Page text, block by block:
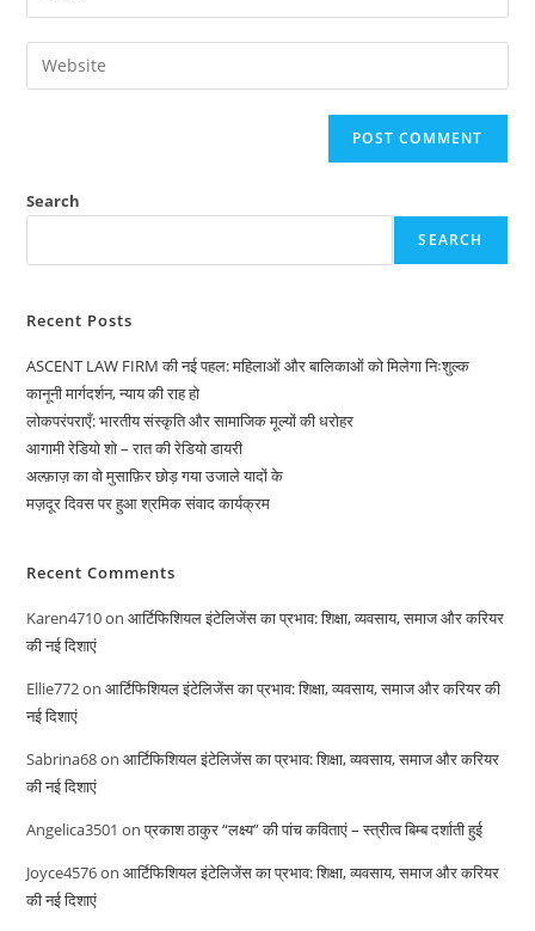
comment
your
email
address
Enter
your
Search
SEARCH
Recent Posts
ASCENT LAW FIRM की नई पहल: महिलाओं और बालिकाओं को मिलेगा निःशुल्क
कानूनी मार्गदर्शन, न्याय की राह हो
लोकपरंपराएँ: भारतीय संस्कृति और सामाजिक मूल्यों की धरोहर
आगामी रेडियो शो – रात की रेडियो डायरी
अल्फ़ाज़ का वो मुसाफ़िर छोड़ गया उजाले यादों के
मज़दूर दिवस पर हुआ श्रमिक संवाद कार्यक्रम
Recent Comments
Karen4710onआर्टिफिशियल इंटेलिजेंस का प्रभाव: शिक्षा, व्यवसाय, समाज और करियर
की नई दिशाएं
Ellie772onआर्टिफिशियल इंटेलिजेंस का प्रभाव: शिक्षा, व्यवसाय, समाज और करियर की
नई दिशाएं
Sabrina68onआर्टिफिशियल इंटेलिजेंस का प्रभाव: शिक्षा, व्यवसाय, समाज और करियर
की नई दिशाएं
Angelica3501 onप्रकाश ठाकुर “लक्ष्य” की पांच कविताएं – स्त्रीत्व बिम्ब दर्शाती हुई
Joyce4576onआर्टिफिशियल इंटेलिजेंस का प्रभाव: शिक्षा, व्यवसाय, समाज और करियर
की नई दिशाएं